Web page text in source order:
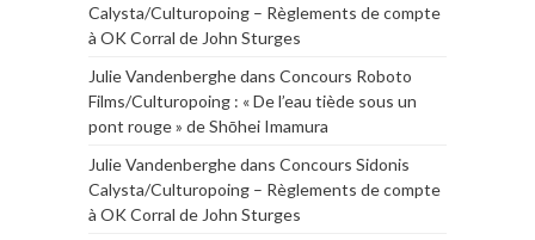
Calysta/Culturopoing – Règlements de compte
à OK Corral de John Sturges
Julie Vandenberghedans Concours Roboto
Films/Culturopoing : « De l’eau tiède sous un
pont rouge » de Shōhei Imamura
Julie Vandenberghedans Concours Sidonis
Calysta/Culturopoing – Règlements de compte
à OK Corral de John Sturges